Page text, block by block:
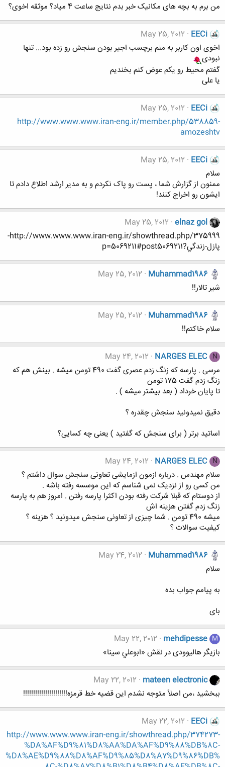
من برم به بچه های مکانیک خبر بدم نتایج ساعت 4 میاد؟ موثقه اخوی؟
EECi
May 25, 2012
اخوی اون کاربر به منم برچسب اجیر بودن سنجش رو زده بود... تنها
نبودی
گفتم محیط رو یکم عوض کنم بخندیم
یا علی
EECi
May 25, 2012
http://www.www.www.iran-eng.ir/member.php/538859-
amozeshtv
EECi
May 25, 2012
سلام
ممنون از گزارش شما ، پست رو پاک نکردم و به مدیر ارشد اطلاع دادم تا
ایشون رو اخراج کنند!
elnaz gol
May 25, 2012
http://www.www.www.iran-eng.ir/showthread.php/375999-
پازل-زندگي?p=5069211#post5069211
Muhammad1986
May 25, 2012
شیر تالار!!
Muhammad1986
May 25, 2012
سلام خاکتم!!
N
NARGES ELEC
May 24, 2012
مرسی . پارسه که زنگ زدم عصری گفت 490 تومن میشه . بینش هم که
زنگ زدم گفت 175 تومن
تا پایان خرداد ( بعد بیشتر میشه ) .
دقیق نمیدونید سنجش چقدره ؟
اساتید برتر ( برای سنجش که گفتید ) یعنی چه کسایی؟
N
NARGES ELEC
May 24, 2012
سلام مهندس . درباره ازمون ازمایشی تعاونی سنجش سوال داشتم ؟
من کسی رو از نزدیک نمی شناسم که این موسسه رفته باشه .
از دوستام که قبلا شرکت رفته بودن اکثرا پارسه رفتن . امروز هم به پارسه
زنگ زدم گفتن هزینه اش
میشه 490 تومن . شما چیزی از تعاونی سنجش میدونید ؟ هزینه ؟
کیفیت سوالات ؟
Muhammad1986
May 24, 2012
سلام
به پیامم جواب بده
بای
M
mehdipesse
May 22, 2012
بازیگر هالیوودی در نقش «ابوعلي سينا»
mateen electronic
May 22, 2012
ببخشید ،من اصلاً متوجه نشدم این قضیه خط قرمزه!!!!!!!!!!!!!!!!!!!!!!
EECi
May 22, 2012
http://www.www.www.iran-eng.ir/showthread.php/374273-
%DA%AF%D9%81%D8%AA%DA%AF%D9%88%DB%8C-
%D8%AE%D9%88%D8%AF%D9%85%D8%A7%D9%86%DB%